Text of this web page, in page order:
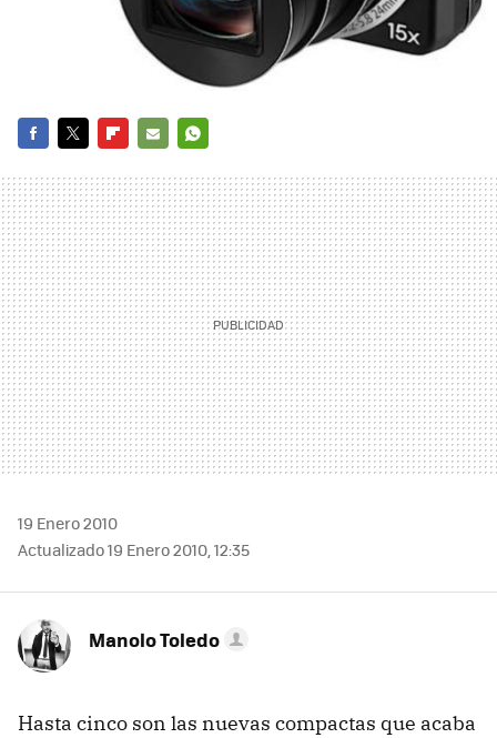
MAIL
19 Enero 2010
Actualizado 19 Enero 2010, 12:35
Manolo Toledo
Hasta cinco son las nuevas compactas que acaba